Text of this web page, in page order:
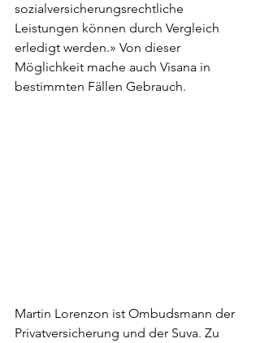
sozialversicherungsrechtliche
Leistungen können durch Vergleich
erledigt werden.» Von dieser
Möglichkeit mache auch Visana in
bestimmten Fällen Gebrauch.
Martin Lorenzon ist Ombudsmann der
Privatversicherung und der Suva. Zu